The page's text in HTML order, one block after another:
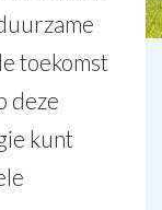
toekomst
deze
kunt